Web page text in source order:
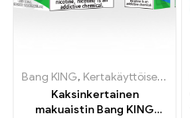
Bang KING, Kertakäyttöiset e-savukkeet
Kaksinkertainen
makuaistin Bang KING